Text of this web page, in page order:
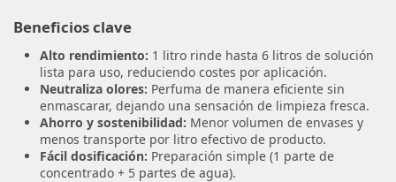
Beneficios clave
Alto rendimiento: 1 litro rinde hasta 6 litros de solución
lista para uso, reduciendo costes por aplicación.
Neutraliza olores: Perfuma de manera eficiente sin
enmascarar, dejando una sensación de limpieza fresca.
Ahorro y sostenibilidad: Menor volumen de envases y
menos transporte por litro efectivo de producto.
Fácil dosificación: Preparación simple (1 parte de
concentrado + 5 partes de agua).